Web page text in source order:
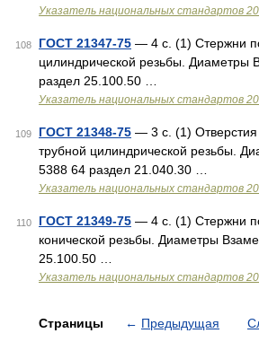
Указатель национальных стандартов
108 ГОСТ 21347-75 — 4 с. (1) Стержни
цилиндрической резьбы.
раздел 25.100.50 …
Указатель национальных стандартов
109 ГОСТ 21348-75 — 3 с. (1)
трубной цилиндрической резьбы.
5388 64 раздел 21.040.30 …
Указатель национальных стандартов
110 ГОСТ 21349-75 — 4 с. (1) Стержни
конической резьбы. Диаметры
25.100.50 …
Указатель национальных стандартов
Страницы ← Предыдущая